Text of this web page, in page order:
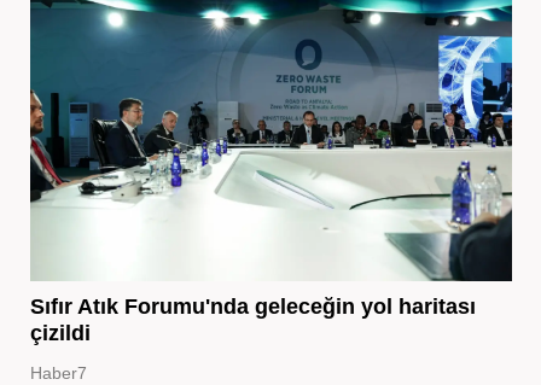
Sıfır Atık Forumu'nda geleceğin yol haritası
çizildi
Haber7